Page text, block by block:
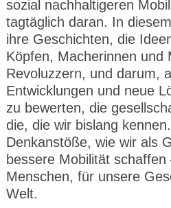
sozial nachhaltigeren
tagtäglich daran. In
ihre Geschichten, die
Köpfen, Macherinnen und
Revoluzzern, und darum,
Entwicklungen und neue
zu bewerten, die
die, die wir bislang
Denkanstöße, wie wir als
bessere Mobilität schaffen
Menschen, für unsere
Welt.